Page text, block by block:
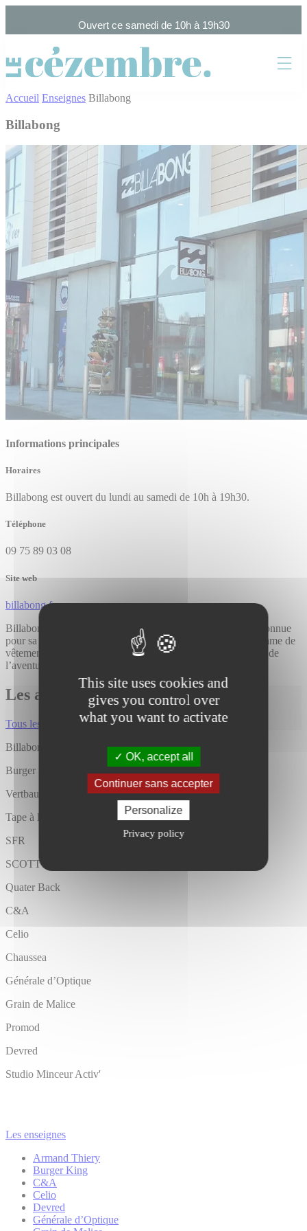
Cookies management panel
This site uses cookies and
gives you control over
what you want to activate
OK, accept all
Continuer sans accepter
Personalize
Privacy policy
Ouvert ce samedi de 10h à 19h30
Accueil Enseignes Billabong
Billabong
Informations principales
Horaires
Billabong est ouvert du lundi au samedi de 10h à 19h30.
Téléphone
09 75 89 03 08
Site web
billabong.fr
Billabong est une marque de surfwear et de mode urbaine, connue
pour sa passion pour la culture du surf. Elle propose une gamme de
vêtements et d’accessoires décontractés qui capturent l’esprit de
l’aventure en plein air et du surf.
Les actualités Billabong
Tous les articles
Billabong
Burger King
Vertbaudet
Tape à l’Oeil
SFR
SCOTT Premium
Quater Back
C&A
Celio
Chaussea
Générale d’Optique
Grain de Malice
Promod
Devred
Studio Minceur Activ'
Les enseignes
Armand Thiery
Burger King
C&A
Celio
Devred
Générale d’Optique